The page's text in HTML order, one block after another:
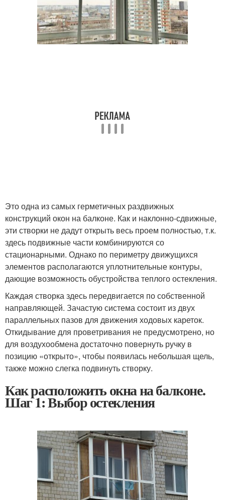
Это одна из самых герметичных раздвижных
конструкций окон на балконе. Как и наклонно-сдвижные,
эти створки не дадут открыть весь проем полностью, т.к.
здесь подвижные части комбинируются со
стационарными. Однако по периметру движущихся
элементов располагаются уплотнительные контуры,
дающие возможность обустройства теплого остекления.
Каждая створка здесь передвигается по собственной
направляющей. Зачастую система состоит из двух
параллельных пазов для движения ходовых кареток.
Откидывание для проветривания не предусмотрено, но
для воздухообмена достаточно повернуть ручку в
позицию «открыто», чтобы появилась небольшая щель,
также можно слегка подвинуть створку.
Как расположить окна на балконе.
Шаг 1: Выбор остекления